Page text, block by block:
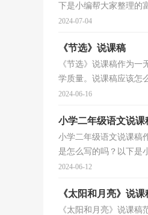
下是小编帮大家整理的
2024-07-04
《节选》说课稿
《节选》说课稿作为
学质量。说课稿应该怎
2024-06-16
小学二年级语文说课
小学二年级语文说课稿
是怎么写的吗？以下是
2024-06-12
《太阳和月亮》说
《太阳和月亮》说课